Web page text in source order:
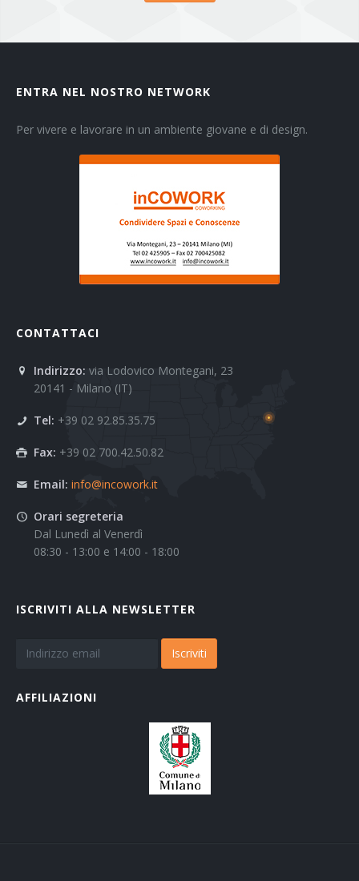
ENTRA NEL NOSTRO NETWORK
Per vivere e lavorare in un ambiente giovane e di design.
CONTATTACI
Indirizzo: via Lodovico Montegani, 23
20141 - Milano (IT)
Tel: +39 02 92.85.35.75
Fax: +39 02 700.42.50.82
Email: info@incowork.it
Orari segreteria
Dal Lunedì al Venerdì
08:30 - 13:00 e 14:00 - 18:00
ISCRIVITI ALLA NEWSLETTER
Iscriviti
AFFILIAZIONI